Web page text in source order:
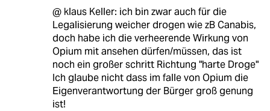
@ klaus Keller: ich bin zwar auch für die
Legalisierung weicher drogen wie zB Canabis,
doch habe ich die verheerende Wirkung von
Opium mit ansehen dürfen/müssen, das ist
noch ein großer schritt Richtung "harte Droge"
Ich glaube nicht dass im falle von Opium die
Eigenverantwortung der Bürger groß genung
ist!